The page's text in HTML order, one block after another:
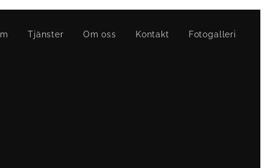
Tjänster Om oss Kontakt Fotogalleri